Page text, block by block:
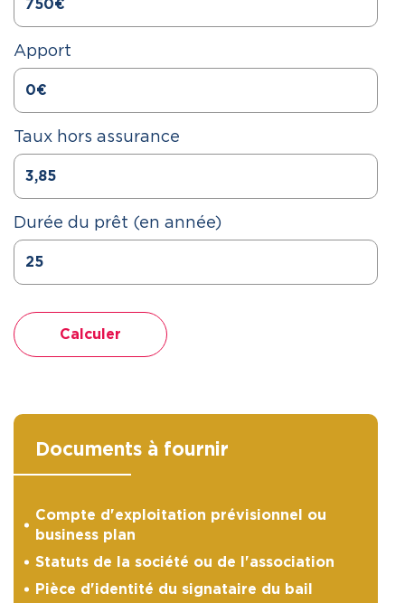
Apport
Taux hors assurance
Durée du prêt (en année)
Calculer
Documents à fournir
Compte d'exploitation prévisionnel ou
business plan
Statuts de la société ou de l'association
Pièce d'identité du signataire du bail